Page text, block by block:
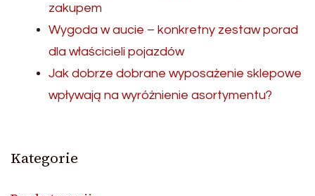
zakupem
Wygoda w aucie – konkretny zestaw porad
dla właścicieli pojazdów
Jak dobrze dobrane wyposażenie sklepowe
wpływają na wyróżnienie asortymentu?
Kategorie